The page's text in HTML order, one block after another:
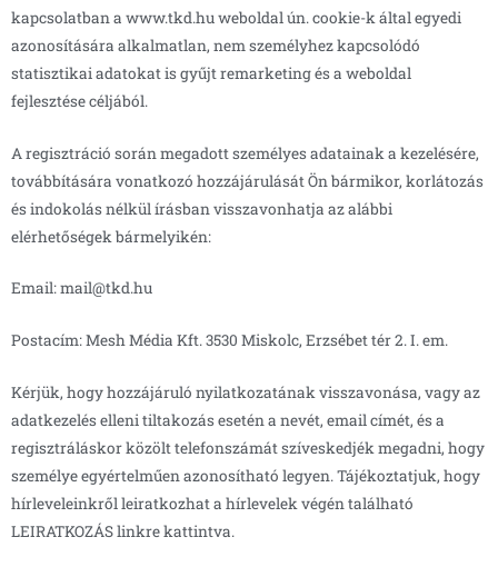
kapcsolatban a www.tkd.hu weboldal ún. cookie-k által egyedi
azonosítására alkalmatlan, nem személyhez kapcsolódó
statisztikai adatokat is gyűjt remarketing és a weboldal
fejlesztése céljából.
A regisztráció során megadott személyes adatainak a kezelésére,
továbbítására vonatkozó hozzájárulását Ön bármikor, korlátozás
és indokolás nélkül írásban visszavonhatja az alábbi
elérhetőségek bármelyikén:
Email: mail@tkd.hu
Postacím: Mesh Média Kft. 3530 Miskolc, Erzsébet tér 2. I. em.
Kérjük, hogy hozzájáruló nyilatkozatának visszavonása, vagy az
adatkezelés elleni tiltakozás esetén a nevét, email címét, és a
regisztráláskor közölt telefonszámát szíveskedjék megadni, hogy
személye egyértelműen azonosítható legyen. Tájékoztatjuk, hogy
hírleveleinkről leiratkozhat a hírlevelek végén található
LEIRATKOZÁS linkre kattintva.